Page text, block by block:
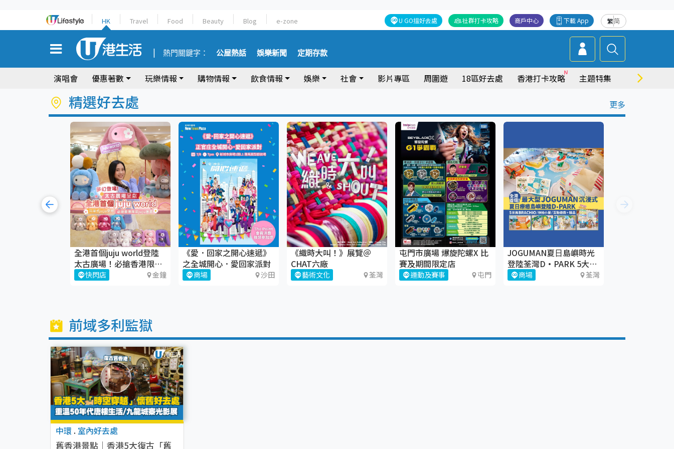
HK Travel Food Beauty Blog e-zone 繁简
下載 App
商戶中心
社群打卡攻略
U GO搵好去處
熱門關鍵字： 公屋熱話 娛樂新聞 定期存款
演唱會 優惠著數 玩樂情報 購物情報 飲食情報 娛樂 社會 影片專區 周圍遊 18區好去處 香港打卡攻略 主題特集 商場情報
精選好去處 更多
全港首個juju world登陸
太古廣場！必搶香港限定
juju盲盒
快閃店 金鐘
《愛．回家之開心速遞》
之全城開心．愛回家派對
商場 沙田
《織時大叫！》展覽＠
CHAT六廠
藝術文化 荃灣
屯門市廣場 爆旋陀螺X 比
賽及期間限定店
運動及賽事 屯門
JOGUMAN夏⽇島嶼時光
登陸荃灣D·PARK 5大療
癒體驗區+期間限定店
商場 荃灣
前域多利監獄
中環 . 室內好去處
舊香港景點｜香港5大復古「舊